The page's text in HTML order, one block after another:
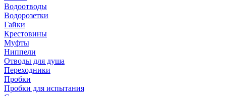
Водоотводы
Водорозетки
Гайки
Крестовины
Муфты
Ниппели
Отводы для душа
Переходники
Пробки
Пробки для испытания